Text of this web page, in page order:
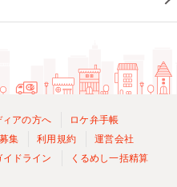
ィアの方へ
ロケ弁手帳
集
利用規約
運営会社
イドライン くるめし一括精算